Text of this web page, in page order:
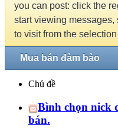
you can post: click the
start viewing messages,
to visit from the
Mua bán đảm bảo
Chủ đề
Bình chọn nick
bán.